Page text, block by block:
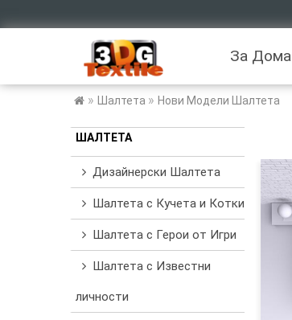
За Дома
» Шалтета » Нови Модели Шалтета
ШАЛТЕТА
Дизайнерски Шалтета
Шалтета с Кучета и Котки
Шалтета с Герои от Игри
Шалтета с Известни
личности